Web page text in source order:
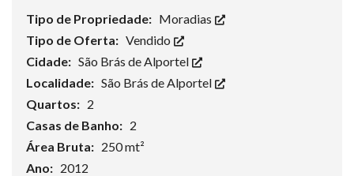
Tipo de Propriedade: Moradias
Tipo de Oferta: Vendido
Cidade: São Brás de Alportel
Localidade: São Brás de Alportel
Quartos: 2
Casas de Banho: 2
Área Bruta: 250 mt²
Ano: 2012